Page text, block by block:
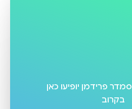
סמדר פרידמן יופיעו כאן
בקרוב